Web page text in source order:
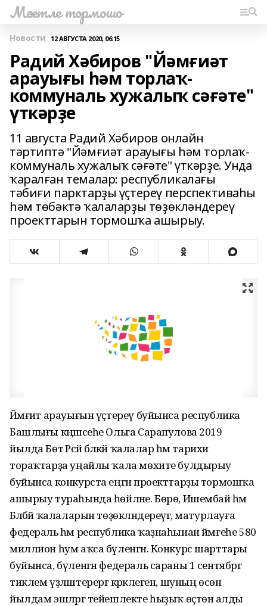
Мәсетле тормошо
Новости 12 АВГУСТА 2020, 06:15
Радий Хәбиров "Йәмғиәт
арауығы һәм торлаҡ-
коммуналь хужалыҡ сәғәте"
үткәрҙе
11 августа Радий Хәбиров онлайн
тәртиптә "Йәмғиәт арауығы һәм торлаҡ-
коммуналь хужалыҡ сәғәте" үткәрҙе. Унда
ҡаралған темалар: республикалағы
тәбиғи парктарҙы үҫтереү перспективаһы
һәм төбәктә ҡалаларҙы төҙөкләндереү
проекттарын тормошҡа ашырыу.
Йәмғиәт арауығын үҫтереү буйынса республика
Башлығы кәңәшсеһе Ольга Сарапулова 2019
йылда Бөтә Рәсәй бәләкәй ҡалалар һәм тарихи
тораҡтарҙа уңайлы ҡала мөхите булдырыу
буйынса конкурста еңгән проекттарҙы тормошҡа
ашырыу тураһында һөйләне. Бөрө, Ишембай һәм
Бәләбәй ҡалаларын төҙөкләндереүгә, матурлауға
федераль һәм республика ҡаҙнаһынан йәмғеһе 580
миллион һум аҡса бүленгән. Конкурс шарттары
буйынса, бүленгән федераль сараны 1 сентябргә
тиклем үҙләштерергә кәрәклеген, шуның өсөн
йылдам эшләргә тейешлекте һыҙыҡ өҫтөнә алды